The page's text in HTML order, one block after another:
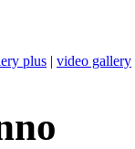
plus | video gallery